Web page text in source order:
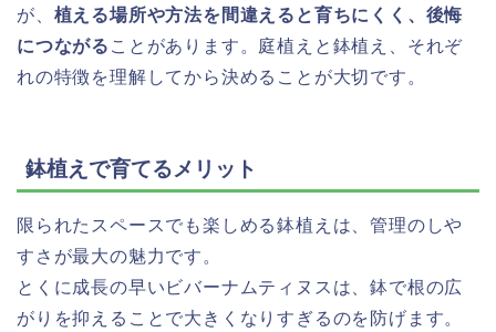
が、 植える場所や方法を間違えると育ちにくく、後悔
につながる ことがあります。庭植えと鉢植え、それぞ
れの特徴を理解してから決めることが大切です。
鉢植えで育てるメリット
限られたスペースでも楽しめる鉢植えは、管理のしや
すさが最大の魅力です。
とくに成長の早いビバーナムティヌスは、鉢で根の広
がりを抑えることで大きくなりすぎるのを防げます。